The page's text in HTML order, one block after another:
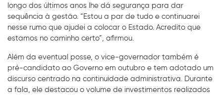
longo dos últimos anos lhe dá segurança para dar
sequência à gestão. “Estou a par de tudo e continuarei
nesse rumo que ajudei a colocar o Estado. Acredito que
estamos no caminho certo”, afirmou.
Além da eventual posse, o vice-governador também é
pré-candidato ao Governo em outubro e tem adotado um
discurso centrado na continuidade administrativa. Durante
a fala, ele destacou o volume de investimentos realizados